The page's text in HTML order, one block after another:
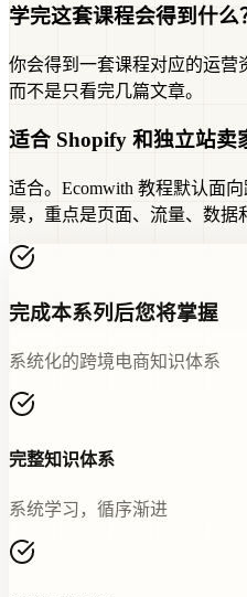
学完这套课程会得到什么
你会得到一套课程对应的运营
而不是只看完几篇文章。
适合 Shopify 和独立站卖
适合。Ecomwith 教程默认面
景，重点是页面、流量、数据
完成本系列后您将掌握
系统化的跨境电商知识体系
完整知识体系
系统学习，循序渐进